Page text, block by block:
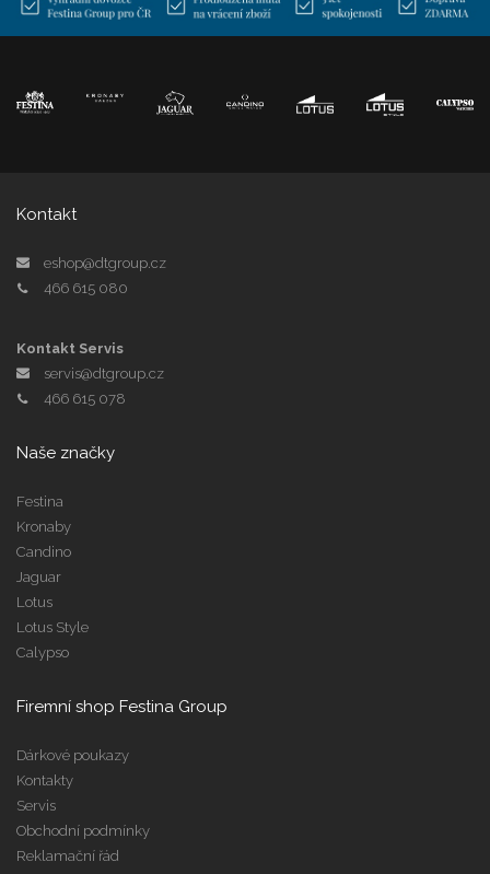
Kontakt
eshop@dtgroup.cz
466 615 080
Kontakt Servis
servis@dtgroup.cz
466 615 078
Naše značky
Festina
Kronaby
Candino
Jaguar
Lotus
Lotus Style
Calypso
Firemní shop Festina Group
Dárkové poukazy
Kontakty
Servis
Obchodní podmínky
Reklamační řád